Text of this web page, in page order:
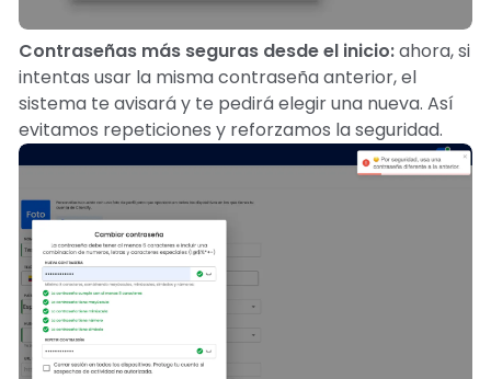
Contraseñas más seguras desde el inicio:ahora, si
intentas usar la misma contraseña anterior, el
sistema te avisará y te pedirá elegir una nueva. Así
evitamos repeticiones y reforzamos la seguridad.